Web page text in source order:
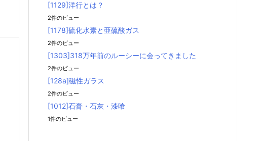
[1129]洋行とは？
2件のビュー
[1178]硫化水素と亜硫酸ガス
2件のビュー
[1303]318万年前のルーシーに会ってきました
2件のビュー
[128a]磁性ガラス
2件のビュー
[1012]石膏・石灰・漆喰
1件のビュー